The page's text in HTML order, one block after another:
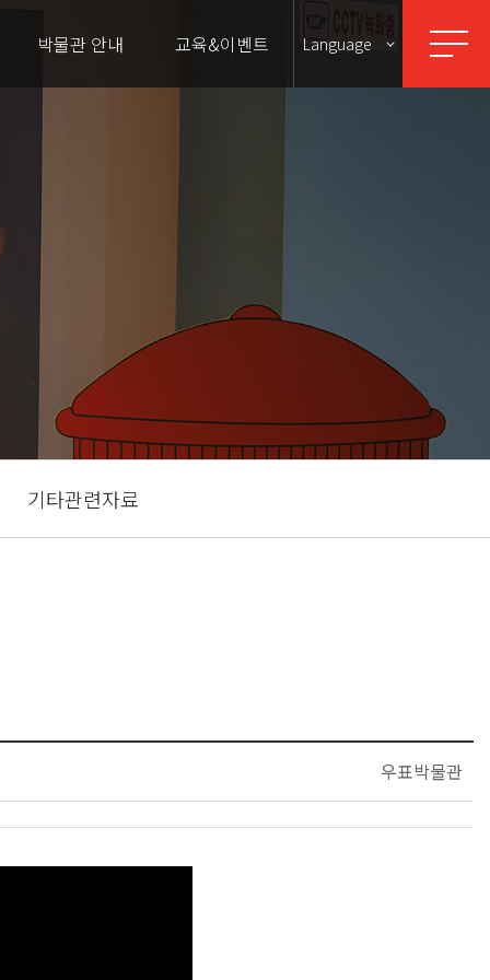
박물관 안내 교육&이벤트 Language
기타관련자료
우표박물관